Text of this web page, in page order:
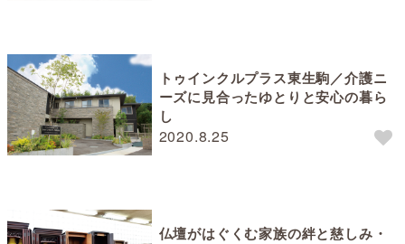
2020.8.25
トゥインクルプラス東生駒／介護ニ
ーズに見合ったゆとりと安心の暮ら
し
仏壇がはぐくむ家族の絆と慈しみ・